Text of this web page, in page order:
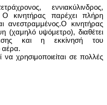
εννιακύλινδρος,
Ο κινητήρας παρέχει πλήρη
ανεστραμμένος.Ο κινητήρας
(χαμηλό υψόμετρο), διαθέτει
και η εκκίνησή του
αέρα.
χρησιμοποιείται σε πολλές